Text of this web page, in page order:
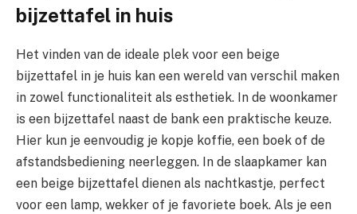
bijzettafel in huis
Het vinden van de ideale plek voor een beige
bijzettafel in je huis kan een wereld van verschil maken
in zowel functionaliteit als esthetiek. In de woonkamer
is een bijzettafel naast de bank een praktische keuze.
Hier kun je eenvoudig je kopje koffie, een boek of de
afstandsbediening neerleggen. In de slaapkamer kan
een beige bijzettafel dienen als nachtkastje, perfect
voor een lamp, wekker of je favoriete boek. Als je een